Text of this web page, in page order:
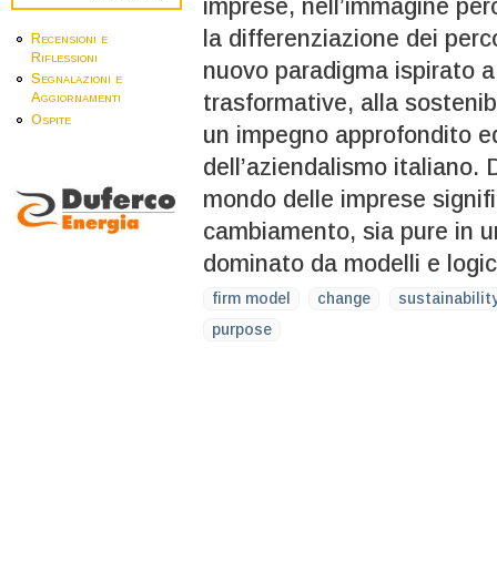
Recensioni e
Riflessioni
Segnalazioni e
Aggiornamenti
Ospite
imprese, nell’immagine
la differenziazione dei
nuovo paradigma ispirato
trasformative, alla
un impegno approfondito
dell’aziendalismo italiano.
mondo delle imprese
cambiamento, sia pure in
dominato da modelli e
firm model change
purpose